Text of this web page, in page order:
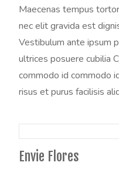
Maecenas tempus
nec elit gravida est
Vestibulum ante ipsum
ultrices posuere cubilia
commodo id commodo
risus et purus facilisis
Envie Flores